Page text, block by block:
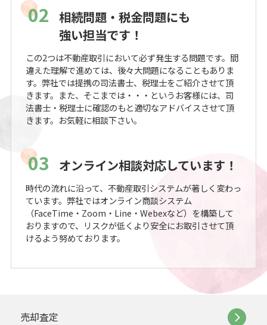
02 相続問題・税金問題にも
強い担当です！
この2つは不動産取引において必ず発生する問題です。間
違えた理解で進めては、後々大問題になることもありま
す。弊社では提携の司法書士、税理士をご紹介させて頂
きます。また、そこまでは・・・というお客様には、司
法書士・税理士に確認のもと適切なアドバイスさせて頂
きます。お気軽に相談下さい。
03 オンライン相談対応しています！
時代の流れに沿って、不動産取引システムが著しく変わっ
ています。弊社ではオンライン商談システム
（FaceTime・Zoom・Line・Webexなど）を構築して
おりますので、リスクが低くより安全にお取引させて頂
けるよう努めております。
売却査定